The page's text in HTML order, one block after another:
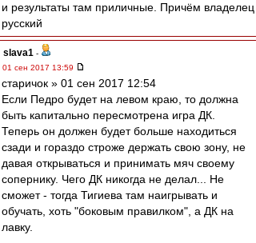
и результаты там приличные. Причём владелец
русский
slava1 -
01 сен 2017 13:59
старичок » 01 сен 2017 12:54
Если Педро будет на левом краю, то должна
быть капитально пересмотрена игра ДК.
Теперь он должен будет больше находиться
сзади и гораздо строже держать свою зону, не
давая открываться и принимать мяч своему
сопернику. Чего ДК никогда не делал... Не
сможет - тогда Тигиева там наигрывать и
обучать, хоть "боковым правилком", а ДК на
лавку.